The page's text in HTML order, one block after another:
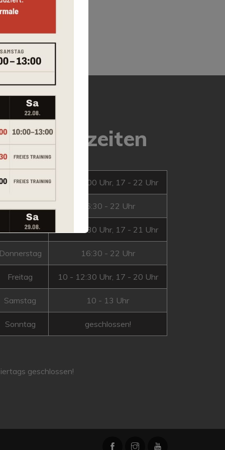
Montag 10 - 12.00 Uhr, 17 - 22 Uhr
16:30 - 22 Uhr
Mittwoch 10 - 12:30 Uhr, 17 - 21 Uhr
16:30 - 22 Uhr
Freitag 10 - 12:30 Uhr, 17 - 20 Uhr
Samstag 10 - 13 Uhr
Sonntag geschlossen!
geschlossen!